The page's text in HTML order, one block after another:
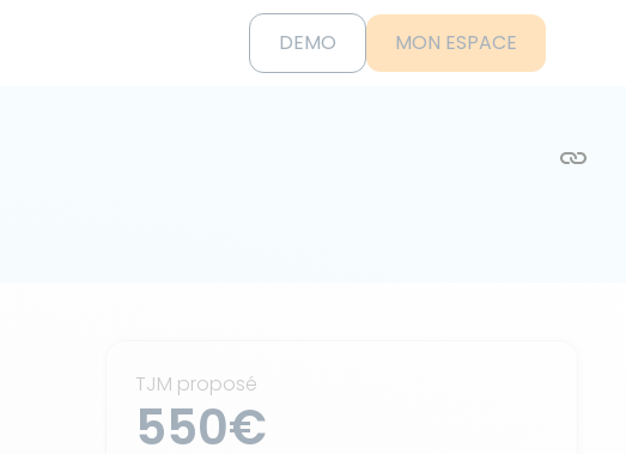
DEMO MON ESPACE
TJM proposé
550€